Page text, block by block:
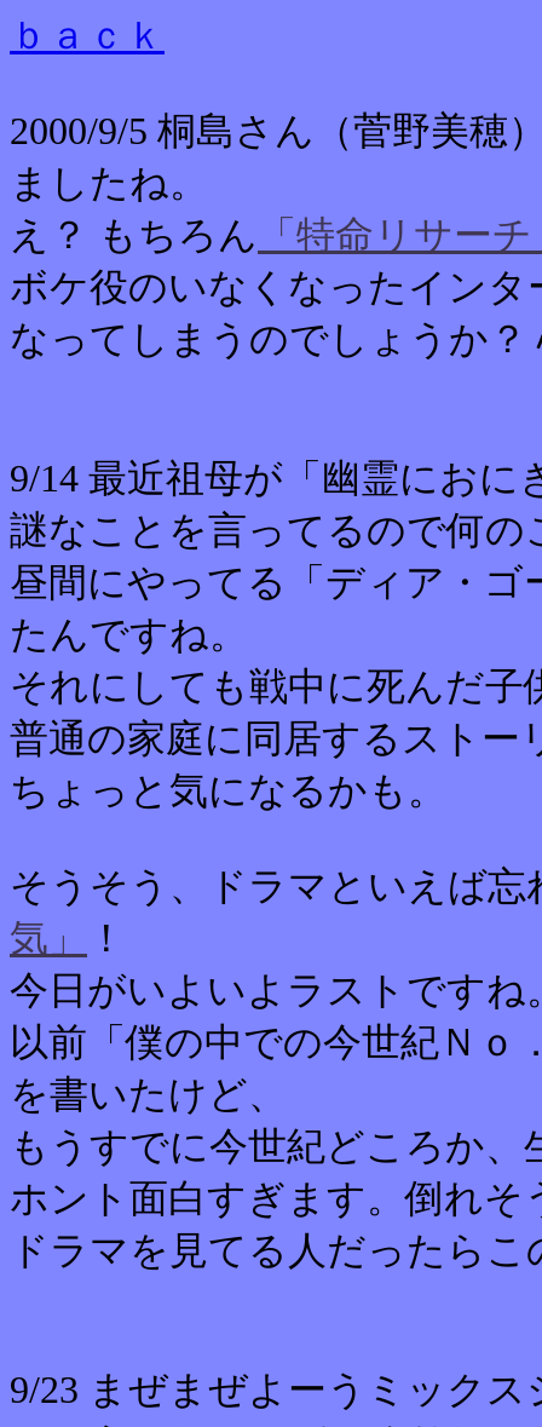
ｂａｃｋ
2000/9/5 桐島さん（菅野美穂
ましたね。
え？ もちろん 「特命リサー
ボケ役のいなくなったイン
なってしまうのでしょうか？
9/14 最近祖母が「幽霊にお
謎なことを言ってるので何
昼間にやってる「ディア・
たんですね。
それにしても戦中に死んだ子
普通の家庭に同居するストー
ちょっと気になるかも。
そうそう、ドラマといえば
気」
！
今日がいよいよラストですね
以前「僕の中での今世紀Ｎ
を書いたけど、
もうすでに今世紀どころか
ホント面白すぎます。倒れそ
ドラマを見てる人だったら
9/23 まぜまぜよーうミックス